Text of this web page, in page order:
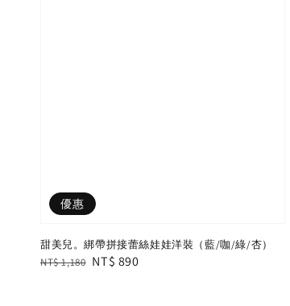
優惠
甜美兒。綁帶拼接蕾絲娃娃洋裝（藍/咖/綠/杏）
Regular
NT$ 1,180 Sale
NT$ 890